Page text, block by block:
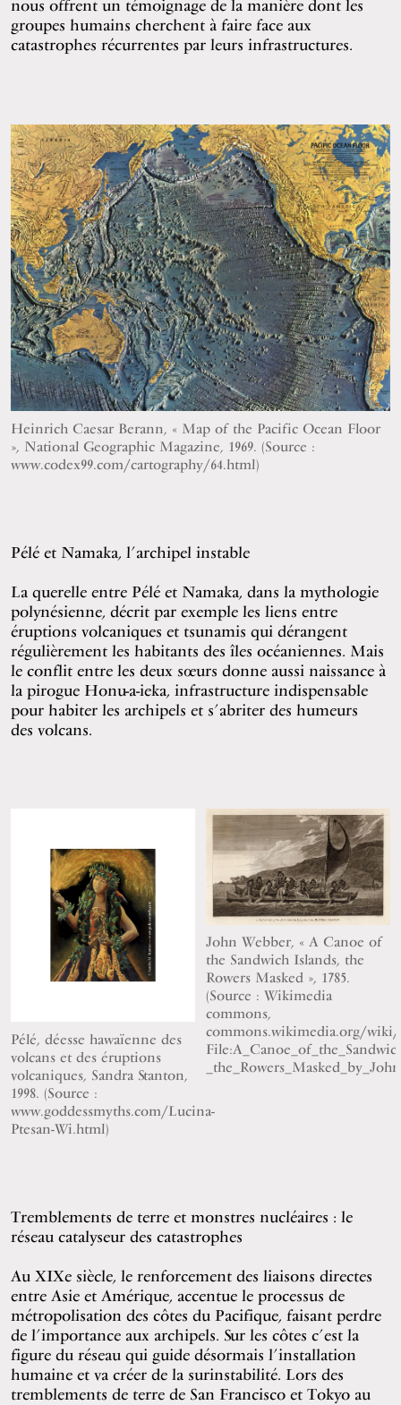
nous offrent un témoignage de la manière dont les
groupes humains cherchent à faire face aux
catastrophes récurrentes par leurs infrastructures.
Heinrich Caesar Berann, « Map of the Pacific Ocean Floor
», National Geographic Magazine, 1969. (Source :
www.codex99.com/cartography/64.html)
Pélé et Namaka, l’archipel instable
La querelle entre Pélé et Namaka, dans la mythologie
polynésienne, décrit par exemple les liens entre
éruptions volcaniques et tsunamis qui dérangent
régulièrement les habitants des îles océaniennes. Mais
le conflit entre les deux sœurs donne aussi naissance à
la pirogue Honu-a-ieka, infrastructure indispensable
pour habiter les archipels et s’abriter des humeurs
des volcans.
Pélé, déesse hawaïenne des
volcans et des éruptions
volcaniques, Sandra Stanton,
1998. (Source :
www.goddessmyths.com/Lucina-
Ptesan-Wi.html)
John Webber, « A Canoe of
the Sandwich Islands, the
Rowers Masked », 1785.
(Source : Wikimedia
commons,
commons.wikimedia.org/wiki/
Tremblements de terre et monstres nucléaires : le
réseau catalyseur des catastrophes
Au XIXe siècle, le renforcement des liaisons directes
entre Asie et Amérique, accentue le processus de
métropolisation des côtes du Pacifique, faisant perdre
de l’importance aux archipels. Sur les côtes c’est la
figure du réseau qui guide désormais l’installation
humaine et va créer de la surinstabilité. Lors des
tremblements de terre de San Francisco et Tokyo au